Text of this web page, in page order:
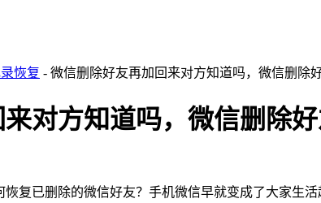
恢复 - 微信删除好友再加回来对方知道吗，微信删除
对方知道吗，微信删除
复已删除的微信好友？手机微信早就变成了大家生